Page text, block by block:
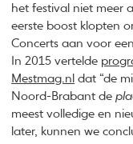
het festival niet meer
eerste boost klopten
Concerts aan voor
In 2015 vertelde
Mestmag.nl dat “de
Noord-Brabant de
meest volledige en
later, kunnen we